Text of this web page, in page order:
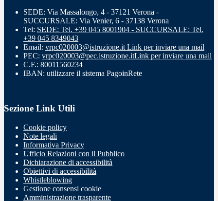
SEDE: Via Massalongo, 4 - 37121 Verona -
SUCCURSALE: Via Venier, 6 - 37138 Verona
Tel: SEDE: Tel. +39 045 8001904 - SUCCURSALE: Tel.
+39 045 8349043
Email: vrpc020003@istruzione.it Link per inviare una mail
PEC: vrpc020003@pec.istruzione.itLink per inviare una mail
C.F.: 80011560234
IBAN: utilizzare il sistema PagoinRete
Sezione Link Utili
Cookie policy
Note legali
Informativa Privacy
Ufficio Relazioni con il Pubblico
Dichiarazione di accessibilità
Obiettivi di accessibilità
Whistleblowing
Gestione consensi cookie
Amministrazione trasparente